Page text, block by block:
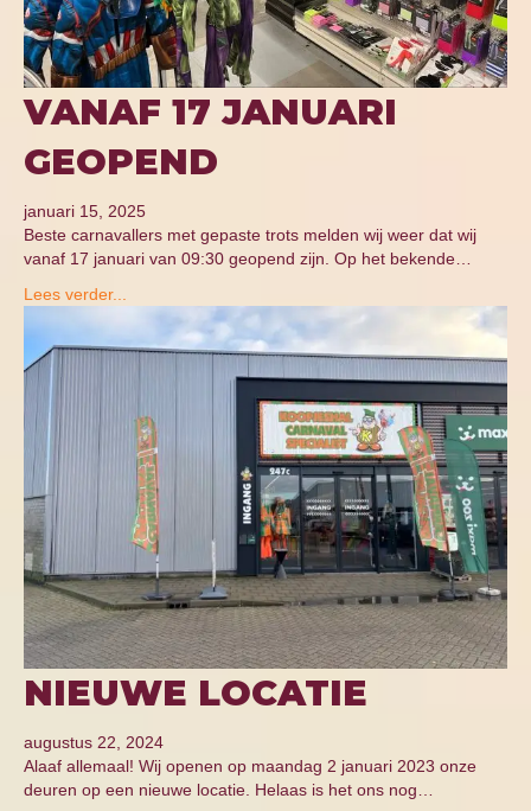
VANAF 17 JANUARI
GEOPEND
januari 15, 2025
Beste carnavallers met gepaste trots melden wij weer dat wij
vanaf 17 januari van 09:30 geopend zijn. Op het bekende…
Lees verder...
NIEUWE LOCATIE
augustus 22, 2024
Alaaf allemaal! Wij openen op maandag 2 januari 2023 onze
deuren op een nieuwe locatie. Helaas is het ons nog…